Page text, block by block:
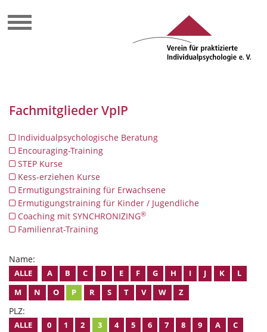
Fachmitglieder VpIP
Individualpsychologische Beratung
Encouraging-Training
STEP Kurse
Kess-erziehen Kurse
Ermutigungstraining für Erwachsene
Ermutigungstraining für Kinder / Jugendliche
Coaching mit SYNCHRONIZING®
Familienrat-Training
Name:
ALLE A B C D E F G H I J K
L
M
N O P R S T V W Z
PLZ:
ALLE 0 1 2 3 4 5 6 7 8 9 A
C